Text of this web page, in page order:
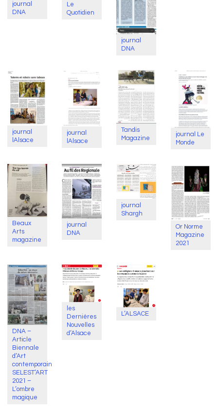
journal
DNA
Le
Quotidien
journal
DNA
journal
lAlsace
journal
lAlsace
Tandis
Magazine
journal Le
Monde
Beaux
Arts
magazine
journal
DNA
journal
Shargh
Or Norme
Magazine
2021
DNA –
Article
Biennale
d’Art
contemporain
SELEST’ART
2021 –
L’ombre
magique
les
Dernières
Nouvelles
d’Alsace
L’ALSACE